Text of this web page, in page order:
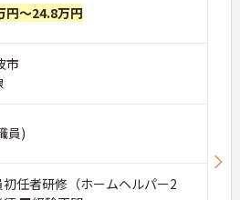
円～24.8万円
市
員)
任者研修（ホームヘルパー2